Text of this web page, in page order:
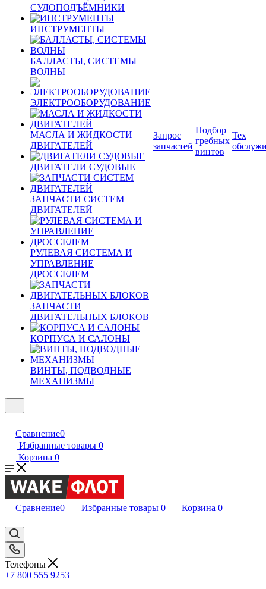
СУДОПОДЪЁМНИКИ
ИНСТРУМЕНТЫ
БАЛЛАСТЫ, СИСТЕМЫ
ВОЛНЫ
ЭЛЕКТРООБОРУДОВАНИЕ
МАСЛА И ЖИДКОСТИ
ДВИГАТЕЛЕЙ
ДВИГАТЕЛИ СУДОВЫЕ
ЗАПЧАСТИ СИСТЕМ
ДВИГАТЕЛЕЙ
РУЛЕВАЯ СИСТЕМА И
УПРАВЛЕНИЕ
ДРОССЕЛЕМ
ЗАПЧАСТИ
ДВИГАТЕЛЬНЫХ БЛОКОВ
КОРПУСА И САЛОНЫ
ВИНТЫ, ПОДВОДНЫЕ
МЕХАНИЗМЫ
Запрос
запчастей
Подбор
гребных
винтов
Тех
Сравнение0
Избранные товары 0
Корзина 0
Сравнение0 Избранные товары 0 Корзина 0
Телефоны
+7 800 555 9253